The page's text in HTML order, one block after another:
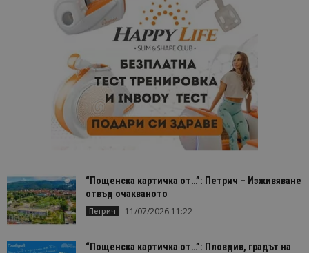
“Пощенска картичка от…”: Петрич – Изживяване
отвъд очакваното
Петрич 11/07/2026 11:22
“Пощенска картичка от…”: Пловдив, градът на